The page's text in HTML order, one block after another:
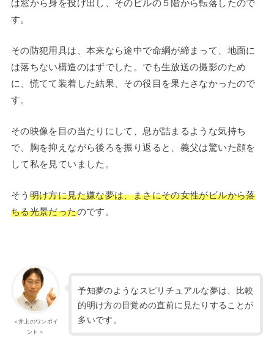
す。
その防犯用具は、本来なら途中で命綱が締まって、地面に
は落ちない構造のはずでした。でも生放送の撮影のため
に、慌てて装着した結果、その役目を果たさなかったので
す。
その映像を目の当たりにして、息が詰まるような気持ち
で、胸を抑えながら後ろを振り返ると、義父は驚いた顔を
して私を見ていました。
そう 明け方に見た嫌な夢は、まさにその女性がビルから落
ちる光景だったのです。
＜井上のワンポイ
ント＞
予知夢のようなスピリチュアルな夢は、比較
的明け方の目覚めの直前に見たりすることが
多いです。